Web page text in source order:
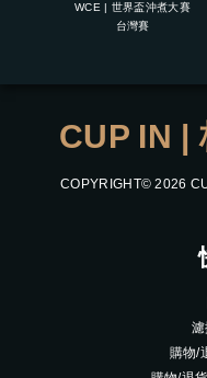
WCE | 世界盃沖煮大賽
台灣賽
CUP IN |
COPYRIGHT© 2026
購物/